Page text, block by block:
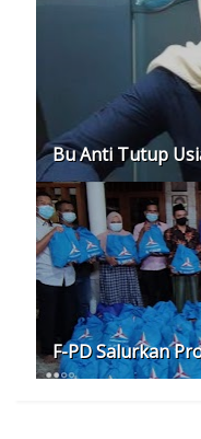
Bu Anti Tutup
F-PD Salurkan